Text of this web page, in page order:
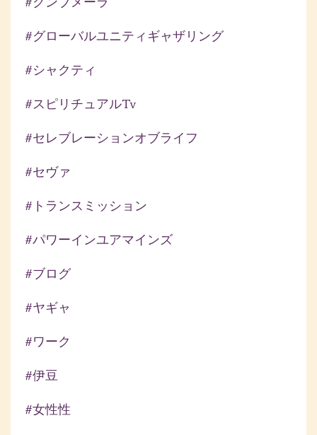
#グローバルユニティギャザリング
#シャクティ
#スピリチュアルtv
#セレブレーションオブライフ
#セヴァ
#トランスミッション
#パワーインユアマインズ
#ブログ
#ヤギャ
#ワーク
#伊豆
#女性性